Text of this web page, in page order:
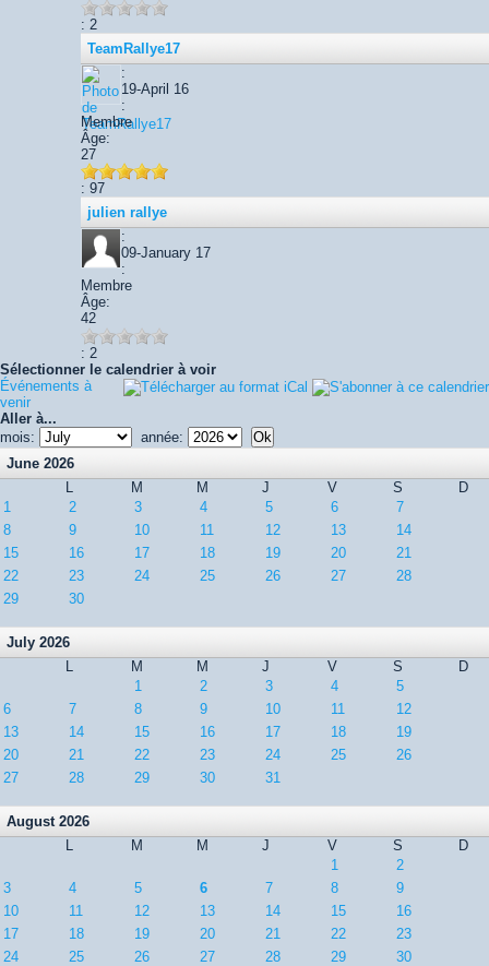
: 2
TeamRallye17
:
19-April 16
:
Membre
Âge:
27
: 97
julien rallye
:
09-January 17
:
Membre
Âge:
42
: 2
Sélectionner le calendrier à voir
Événements à
venir
Aller à...
mois:
année:
June 2026
L
M M J V S
D
1
2 3 4 5 6
7
8
9 10 11 12 13
14
15
16 17 18 19 20
21
22
23 24 25 26 27
28
29
30
July 2026
L
M M J V S
D
1
2 3 4
5
6
7 8 9 10 11
12
13
14 15 16 17 18
19
20
21 22 23 24 25
26
27
28 29 30 31
August 2026
L
M M J V S
D
1
2
3
4 5 6 7 8
9
10
11 12 13 14 15
16
17
18 19 20 21 22
23
24
25 26 27 28 29 30